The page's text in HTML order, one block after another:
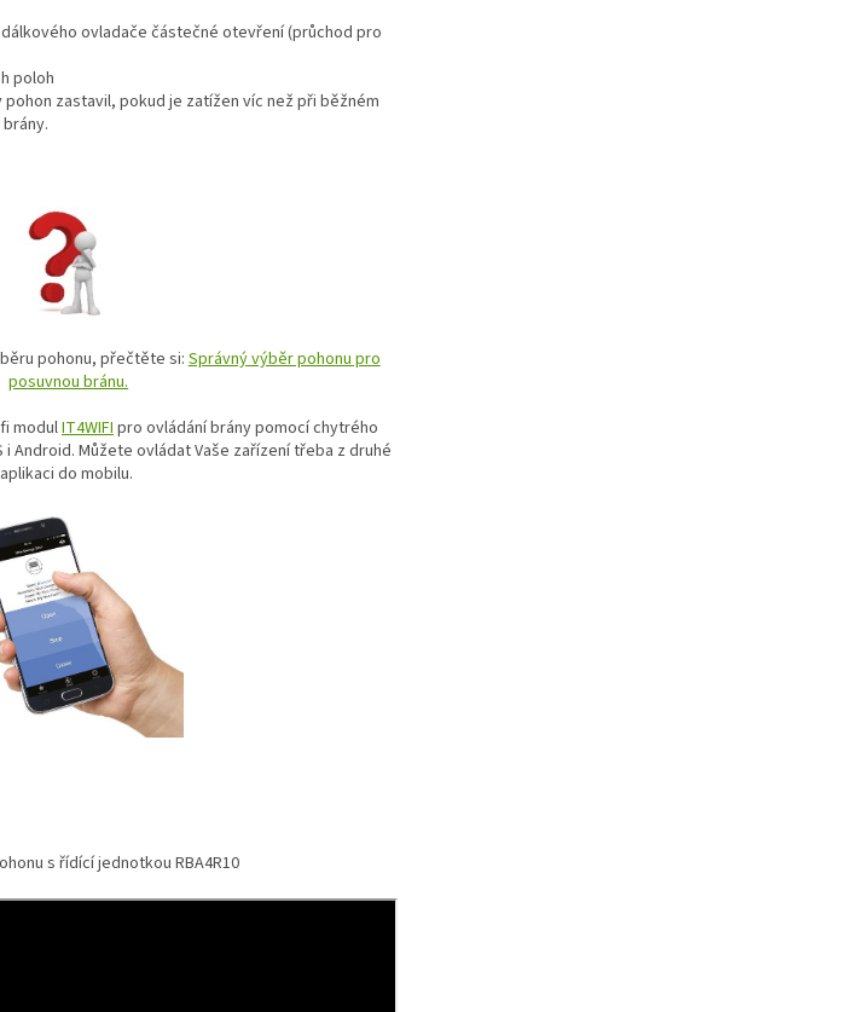
ovladače částečné otevření (průchod pro
poloh
zastavil, pokud je zatížen víc než při běžném
pohonu, přečtěte si:Správný výběr pohonu pro
posuvnou bránu.
modulIT4WIFIpro ovládání brány pomocí chytrého
Android. Můžete ovládat Vaše zařízení třeba z druhé
do mobilu.
s řídící jednotkou RBA4R10